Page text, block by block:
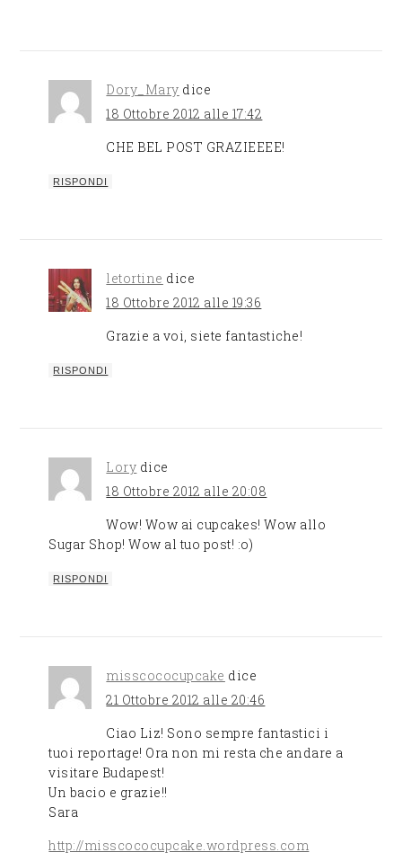
Dory_Mary dice
18 Ottobre 2012 alle 17:42
CHE BEL POST GRAZIEEEE!
RISPONDI
letortine dice
18 Ottobre 2012 alle 19:36
Grazie a voi, siete fantastiche!
RISPONDI
Lory dice
18 Ottobre 2012 alle 20:08
Wow! Wow ai cupcakes! Wow allo
Sugar Shop! Wow al tuo post! :o)
RISPONDI
misscococupcake dice
21 Ottobre 2012 alle 20:46
Ciao Liz! Sono sempre fantastici i
tuoi reportage! Ora non mi resta che andare a
visitare Budapest!
Un bacio e grazie!!
Sara
http://misscococupcake.wordpress.com